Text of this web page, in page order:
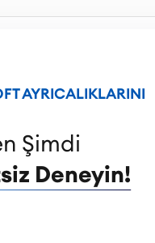
AYRICALIKLARINI
Şimdi
Deneyin!